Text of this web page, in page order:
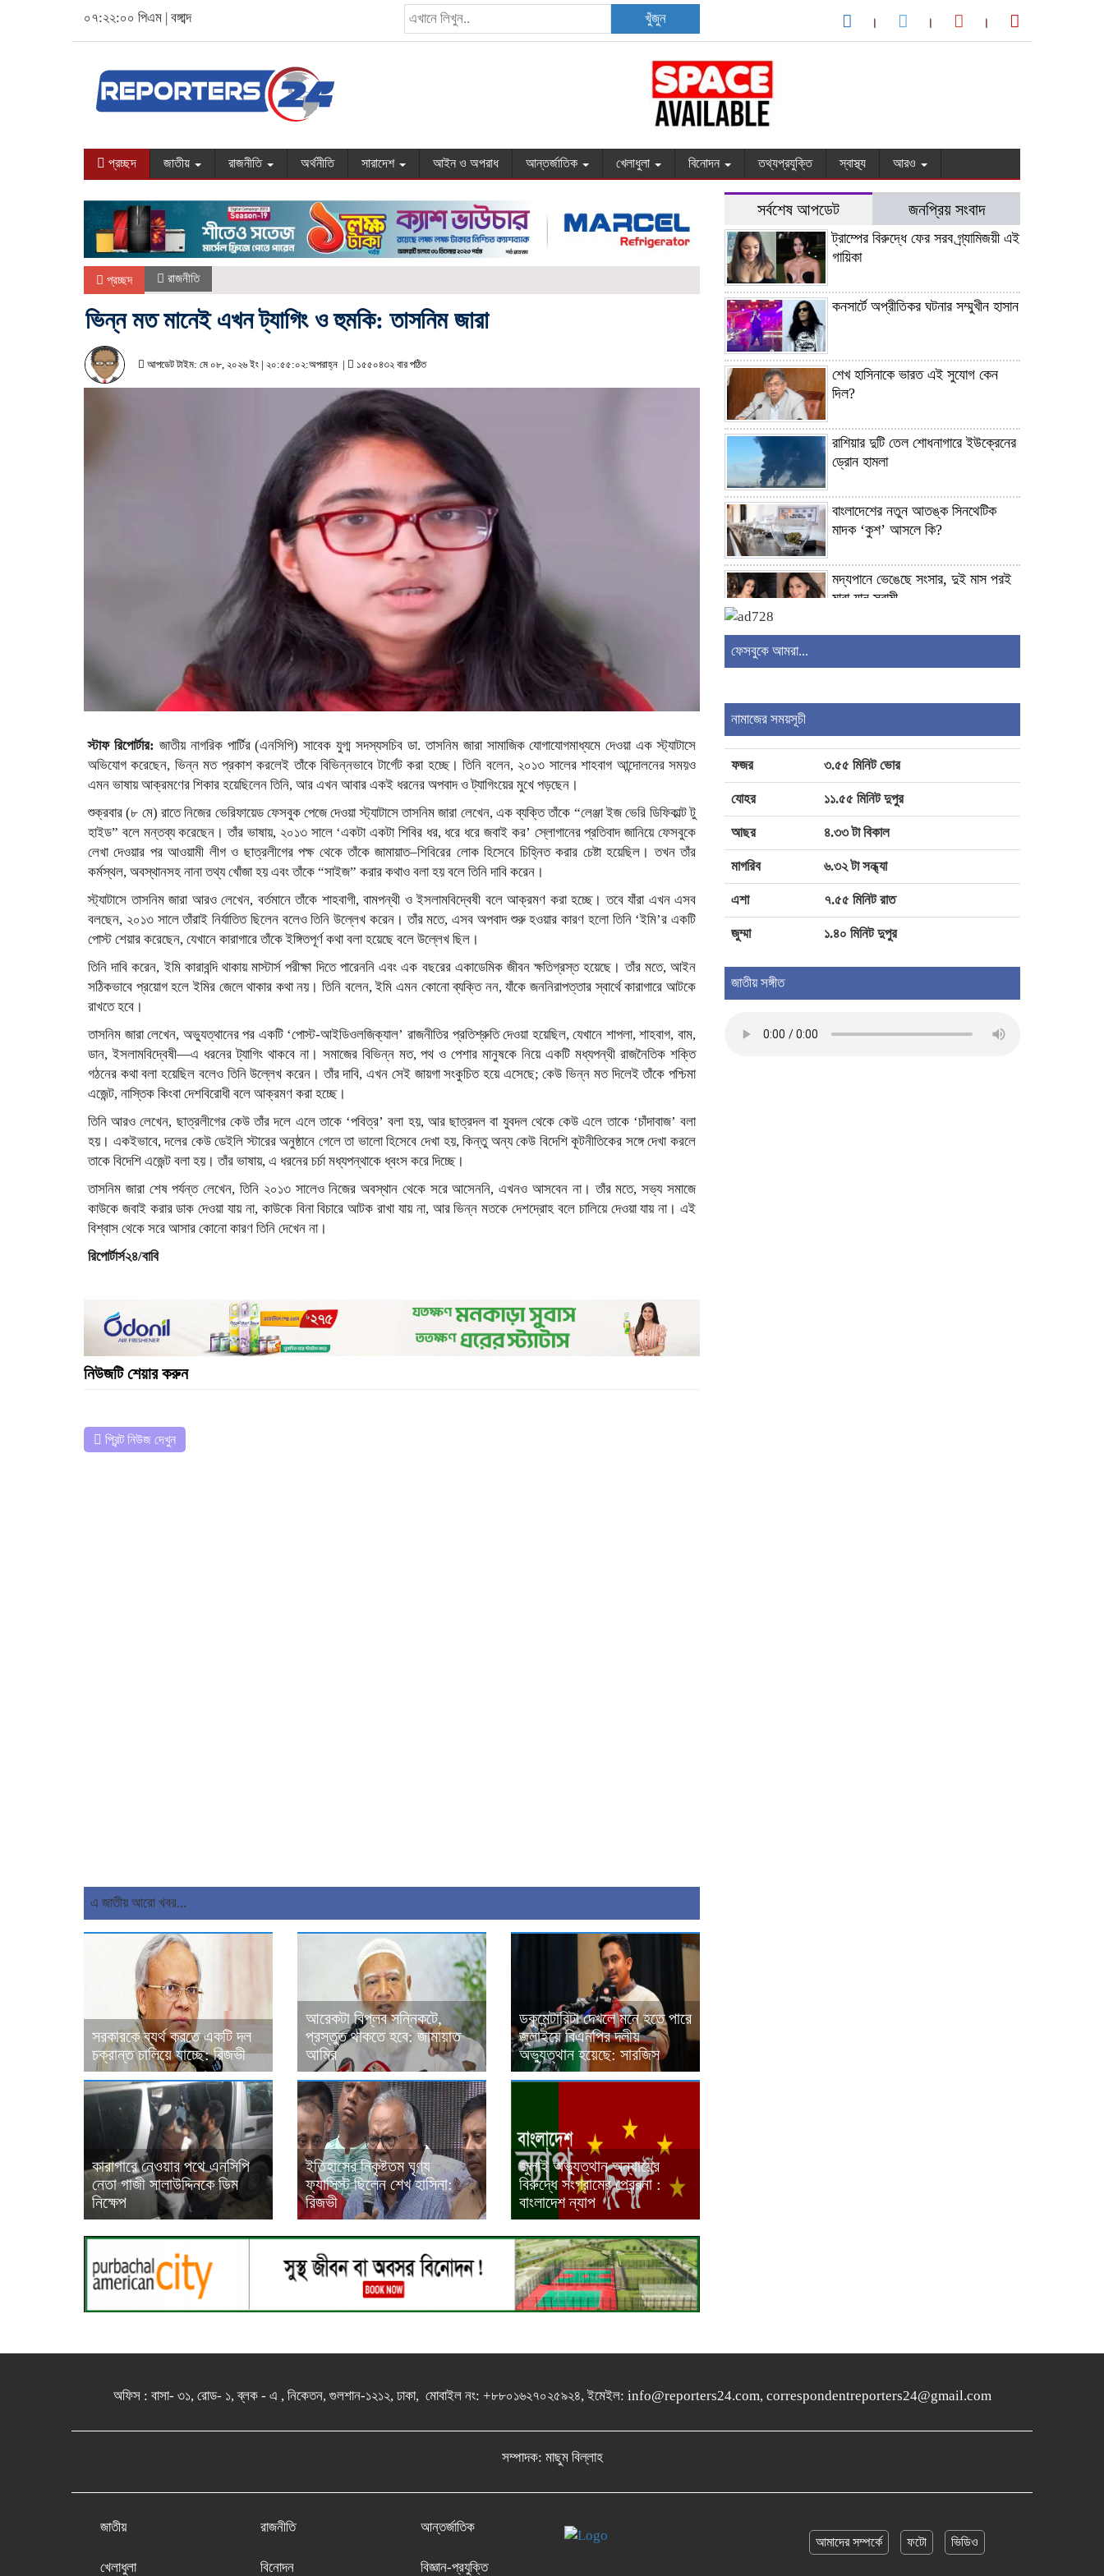
০৭:২২:০১ পিএম| বঙ্গাব্দ খুঁজুন
প্রচ্ছদ জাতীয় রাজনীতি অর্থনীতি সারাদেশ আইন ও অপরাধ আন্তর্জাতিক খেলাধুলা বিনোদন তথ্যপ্রযুক্তি স্বাস্থ্য আরও
প্রচ্ছদ রাজনীতি
ভিন্ন মত মানেই এখন ট্যাগিং ও হুমকি: তাসনিম জারা
আপডেট টাইম: মে ০৮, ২০২৬ ইং | ২০:৫৫:০২:অপরাহ্ন | ১৫৫০৪৩২ বার পঠিত
স্টাফ রিপোর্টার: জাতীয় নাগরিক পার্টির (এনসিপি) সাবেক যুগ্ম সদস্যসচিব ডা. তাসনিম জারা সামাজিক যোগাযোগমাধ্যমে দেওয়া এক স্ট্যাটাসে
অভিযোগ করেছেন, ভিন্ন মত প্রকাশ করলেই তাঁকে বিভিন্নভাবে টার্গেট করা হচ্ছে। তিনি বলেন, ২০১৩ সালের শাহবাগ আন্দোলনের সময়ও
এমন ভাষায় আক্রমণের শিকার হয়েছিলেন তিনি, আর এখন আবার একই ধরনের অপবাদ ও ট্যাগিংয়ের মুখে পড়ছেন।
শুক্রবার (৮ মে) রাতে নিজের ভেরিফায়েড ফেসবুক পেজে দেওয়া স্ট্যাটাসে তাসনিম জারা লেখেন, এক ব্যক্তি তাঁকে “লেঞ্জা ইজ ভেরি ডিফিকাল্ট টু
হাইড” বলে মন্তব্য করেছেন। তাঁর ভাষায়, ২০১৩ সালে ‘একটা একটা শিবির ধর, ধরে ধরে জবাই কর’ স্লোগানের প্রতিবাদ জানিয়ে ফেসবুকে
লেখা দেওয়ার পর আওয়ামী লীগ ও ছাত্রলীগের পক্ষ থেকে তাঁকে জামায়াত–শিবিরের লোক হিসেবে চিহ্নিত করার চেষ্টা হয়েছিল। তখন তাঁর
কর্মস্থল, অবস্থানসহ নানা তথ্য খোঁজা হয় এবং তাঁকে “সাইজ” করার কথাও বলা হয় বলে তিনি দাবি করেন।
স্ট্যাটাসে তাসনিম জারা আরও লেখেন, বর্তমানে তাঁকে শাহবাগী, বামপন্থী ও ইসলামবিদ্বেষী বলে আক্রমণ করা হচ্ছে। তবে যাঁরা এখন এসব
বলছেন, ২০১৩ সালে তাঁরাই নির্যাতিত ছিলেন বলেও তিনি উল্লেখ করেন। তাঁর মতে, এসব অপবাদ শুরু হওয়ার কারণ হলো তিনি ‘ইমি’র একটি
পোস্ট শেয়ার করেছেন, যেখানে কারাগারে তাঁকে ইঙ্গিতপূর্ণ কথা বলা হয়েছে বলে উল্লেখ ছিল।
তিনি দাবি করেন, ইমি কারাবন্দি থাকায় মাস্টার্স পরীক্ষা দিতে পারেননি এবং এক বছরের একাডেমিক জীবন ক্ষতিগ্রস্ত হয়েছে। তাঁর মতে, আইন
সঠিকভাবে প্রয়োগ হলে ইমির জেলে থাকার কথা নয়। তিনি বলেন, ইমি এমন কোনো ব্যক্তি নন, যাঁকে জননিরাপত্তার স্বার্থে কারাগারে আটকে
রাখতে হবে।
তাসনিম জারা লেখেন, অভ্যুত্থানের পর একটি ‘পোস্ট-আইডিওলজিক্যাল’ রাজনীতির প্রতিশ্রুতি দেওয়া হয়েছিল, যেখানে শাপলা, শাহবাগ, বাম,
ডান, ইসলামবিদ্বেষী—এ ধরনের ট্যাগিং থাকবে না। সমাজের বিভিন্ন মত, পথ ও পেশার মানুষকে নিয়ে একটি মধ্যপন্থী রাজনৈতিক শক্তি
গঠনের কথা বলা হয়েছিল বলেও তিনি উল্লেখ করেন। তাঁর দাবি, এখন সেই জায়গা সংকুচিত হয়ে এসেছে; কেউ ভিন্ন মত দিলেই তাঁকে পশ্চিমা
এজেন্ট, নাস্তিক কিংবা দেশবিরোধী বলে আক্রমণ করা হচ্ছে।
তিনি আরও লেখেন, ছাত্রলীগের কেউ তাঁর দলে এলে তাকে ‘পবিত্র’ বলা হয়, আর ছাত্রদল বা যুবদল থেকে কেউ এলে তাকে ‘চাঁদাবাজ’ বলা
হয়। একইভাবে, দলের কেউ ডেইলি স্টারের অনুষ্ঠানে গেলে তা ভালো হিসেবে দেখা হয়, কিন্তু অন্য কেউ বিদেশি কূটনীতিকের সঙ্গে দেখা করলে
তাকে বিদেশি এজেন্ট বলা হয়। তাঁর ভাষায়, এ ধরনের চর্চা মধ্যপন্থাকে ধ্বংস করে দিচ্ছে।
তাসনিম জারা শেষ পর্যন্ত লেখেন, তিনি ২০১৩ সালেও নিজের অবস্থান থেকে সরে আসেননি, এখনও আসবেন না। তাঁর মতে, সভ্য সমাজে
কাউকে জবাই করার ডাক দেওয়া যায় না, কাউকে বিনা বিচারে আটক রাখা যায় না, আর ভিন্ন মতকে দেশদ্রোহ বলে চালিয়ে দেওয়া যায় না। এই
বিশ্বাস থেকে সরে আসার কোনো কারণ তিনি দেখেন না।
রিপোর্টার্স২৪/বাবি
নিউজটি শেয়ার করুন
প্রিন্ট নিউজ দেখুন
এ জাতীয় আরো খবর...
সরকারকে ব্যর্থ করতে একটি দল
চক্রান্ত চালিয়ে যাচ্ছে: রিজভী
আরেকটা বিপ্লব সন্নিকটে,
প্রস্তুত থাকতে হবে: জামায়াত
আমির
ডকুমেন্টারিটা দেখলে মনে হতে পারে
জুলাইয়ে বিএনপির দলীয়
অভ্যুত্থান হয়েছে: সারজিস
কারাগারে নেওয়ার পথে এনসিপি
নেতা গাজী সালাউদ্দিনকে ডিম
নিক্ষেপ
ইতিহাসের নিকৃষ্টতম ঘৃণ্য
ফ্যাসিস্ট ছিলেন শেখ হাসিনা:
রিজভী
জুলাই অভ্যুত্থান অন্যায়ের
বিরুদ্ধে সংগ্রামের প্রেরনা :
বাংলাদেশ ন্যাপ
সর্বশেষ আপডেট জনপ্রিয় সংবাদ
ট্রাম্পের বিরুদ্ধে ফের সরব গ্র্যামিজয়ী এই
গায়িকা
কনসার্টে অপ্রীতিকর ঘটনার সম্মুখীন হাসান
শেখ হাসিনাকে ভারত এই সুযোগ কেন
দিল?
রাশিয়ার দুটি তেল শোধনাগারে ইউক্রেনের
ড্রোন হামলা
বাংলাদেশের নতুন আতঙ্ক সিনথেটিক
মাদক ‘কুশ’ আসলে কি?
মদ্যপানে ভেঙেছে সংসার, দুই মাস পরই
মারা যান স্বামী
দালাল আটক
বিটিভির মহাপরিচালক পদে নিয়োগ পেলেন
কাজী জেসিন
‘সাজাপ্রাপ্ত স্বৈরাচারের বিষয়ে ভারত
ব্যবস্থা না নিলে বাংলাদেশের উদ্বেগ
বাড়বে’
ফেসবুকে আমরা...
নামাজের সময়সূচী
ফজর ৩.৫৫ মিনিট ভোর
যোহর ১১.৫৫ মিনিট দুপুর
আছর ৪.৩৩ টা বিকাল
মাগরিব ৬.৩২ টা সন্ধ্যা
এশা ৭.৫৫ মিনিট রাত
জুম্মা ১.৪০ মিনিট দুপুর
জাতীয় সঙ্গীত
অফিস : বাসা- ৩১, রোড- ১, ব্লক - এ , নিকেতন, গুলশান-১২১২, ঢাকা, মোবাইল নং: +৮৮০১৬২৭০২৫৯২৪, ইমেইল: info@reporters24.com, correspondentreporters24@gmail.com
সম্পাদক: মাছুম বিল্লাহ
জাতীয় রাজনীতি আন্তর্জাতিক
খেলাধুলা বিনোদন বিজ্ঞান-প্রযুক্তি
আমাদের সম্পর্কে ফটো ভিডিও